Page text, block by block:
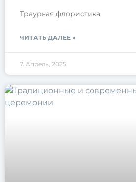
Траурная флористика
ЧИТАТЬ ДАЛЕЕ »
7. Апрель, 2025